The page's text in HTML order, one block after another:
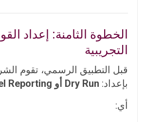
الخطوة الثامنة: إعداد
التجريبية
قبل التطبيق الرسمي، تقوم
بإعداد: Dry Run أو Parallel Reporting
أي: